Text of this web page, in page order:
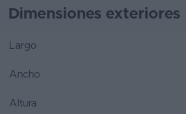
Largo
Ancho
Altura
Dimensiones exteriores